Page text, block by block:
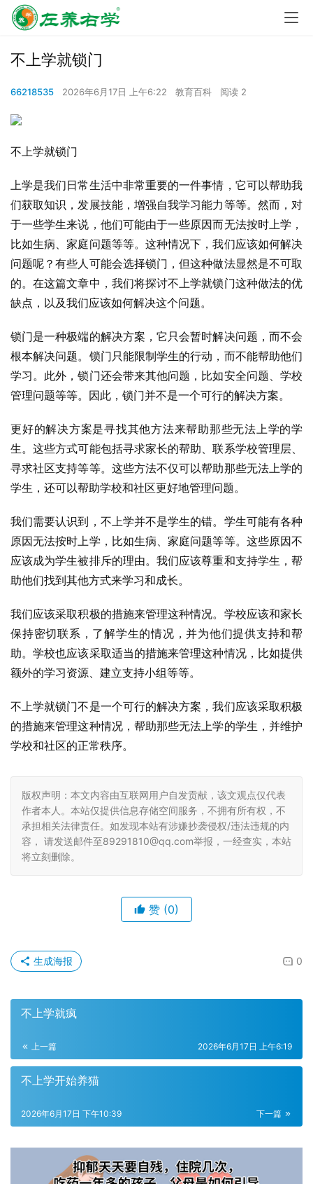
不上学就锁门
66218535 2026年6月17日 上午6:22 教育百科 阅读 2
不上学就锁门
上学是我们日常生活中非常重要的一件事情，它可以帮助我
们获取知识，发展技能，增强自我学习能力等等。然而，对
于一些学生来说，他们可能由于一些原因而无法按时上学，
比如生病、家庭问题等等。这种情况下，我们应该如何解决
问题呢？有些人可能会选择锁门，但这种做法显然是不可取
的。在这篇文章中，我们将探讨不上学就锁门这种做法的优
缺点，以及我们应该如何解决这个问题。
锁门是一种极端的解决方案，它只会暂时解决问题，而不会
根本解决问题。锁门只能限制学生的行动，而不能帮助他们
学习。此外，锁门还会带来其他问题，比如安全问题、学校
管理问题等等。因此，锁门并不是一个可行的解决方案。
更好的解决方案是寻找其他方法来帮助那些无法上学的学
生。这些方式可能包括寻求家长的帮助、联系学校管理层、
寻求社区支持等等。这些方法不仅可以帮助那些无法上学的
学生，还可以帮助学校和社区更好地管理问题。
我们需要认识到，不上学并不是学生的错。学生可能有各种
原因无法按时上学，比如生病、家庭问题等等。这些原因不
应该成为学生被排斥的理由。我们应该尊重和支持学生，帮
助他们找到其他方式来学习和成长。
我们应该采取积极的措施来管理这种情况。学校应该和家长
保持密切联系，了解学生的情况，并为他们提供支持和帮
助。学校也应该采取适当的措施来管理这种情况，比如提供
额外的学习资源、建立支持小组等等。
不上学就锁门不是一个可行的解决方案，我们应该采取积极
的措施来管理这种情况，帮助那些无法上学的学生，并维护
学校和社区的正常秩序。
版权声明：本文内容由互联网用户自发贡献，该文观点仅代表
作者本人。本站仅提供信息存储空间服务，不拥有所有权，不
承担相关法律责任。如发现本站有涉嫌抄袭侵权/违法违规的内
容， 请发送邮件至89291810@qq.com举报，一经查实，本站
将立刻删除。
赞 (0)
0
生成海报
不上学就疯
上一篇 2026年6月17日 上午6:19
不上学开始养猫
下一篇
2026年6月17日 下午10:39